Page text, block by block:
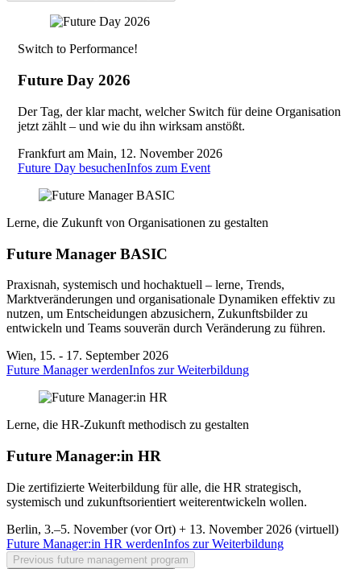
Switch to Performance!
Future Day 2026
Der Tag, der klar macht, welcher Switch für deine Organisation
jetzt zählt – und wie du ihn wirksam anstößt.
Frankfurt am Main, 12. November 2026
Future Day besuchenInfos zum Event
Lerne, die Zukunft von Organisationen zu gestalten
Future Manager BASIC
Praxisnah, systemisch und hochaktuell – lerne, Trends,
Marktveränderungen und organisationale Dynamiken effektiv zu
nutzen, um Entscheidungen abzusichern, Zukunftsbilder zu
entwickeln und Teams souverän durch Veränderung zu führen.
Wien, 15. - 17. September 2026
Future Manager werdenInfos zur Weiterbildung
Lerne, die HR-Zukunft methodisch zu gestalten
Future Manager:in HR
Die zertifizierte Weiterbildung für alle, die HR strategisch,
systemisch und zukunftsorientiert weiterentwickeln wollen.
Berlin, 3.–5. November (vor Ort) + 13. November 2026 (virtuell)
Future Manager:in HR werdenInfos zur Weiterbildung
Previous future management program